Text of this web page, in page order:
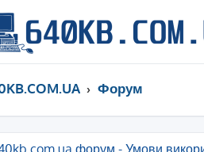
Форум
форум - Умови